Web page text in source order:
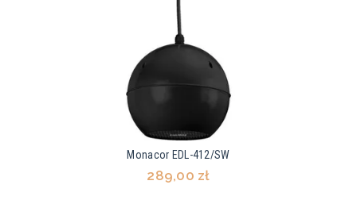
Monacor EDL-412/SW
289,00 zł